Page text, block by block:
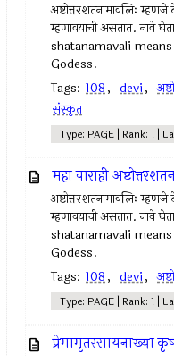
अष्टोत्तरशतनामावलिः
म्हणावयाची असतात. नावे
shatanamavali
Godess.
Tags: 108, devi,
संस्कृत
Type: PAGE | Rank: 1 |
महा वाराही
अष्टोत्तरशतनामावलिः
म्हणावयाची असतात. नावे
shatanamavali
Godess.
Tags: 108, devi,
Type: PAGE | Rank: 1 |
प्रेमामृतरसायनाख्या